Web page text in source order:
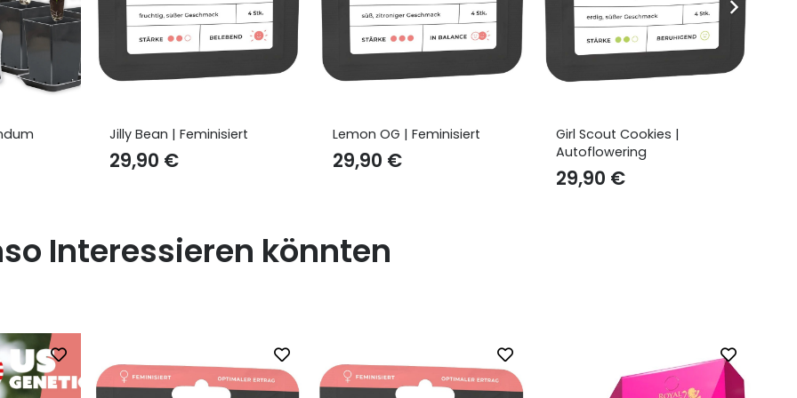
Lemon OG | Feminisiert
29,90 €
Girl Scout Cookies |
Autoflowering
29,90
Cereal Milk | Autoflowering
29,90€
Interessieren könnten